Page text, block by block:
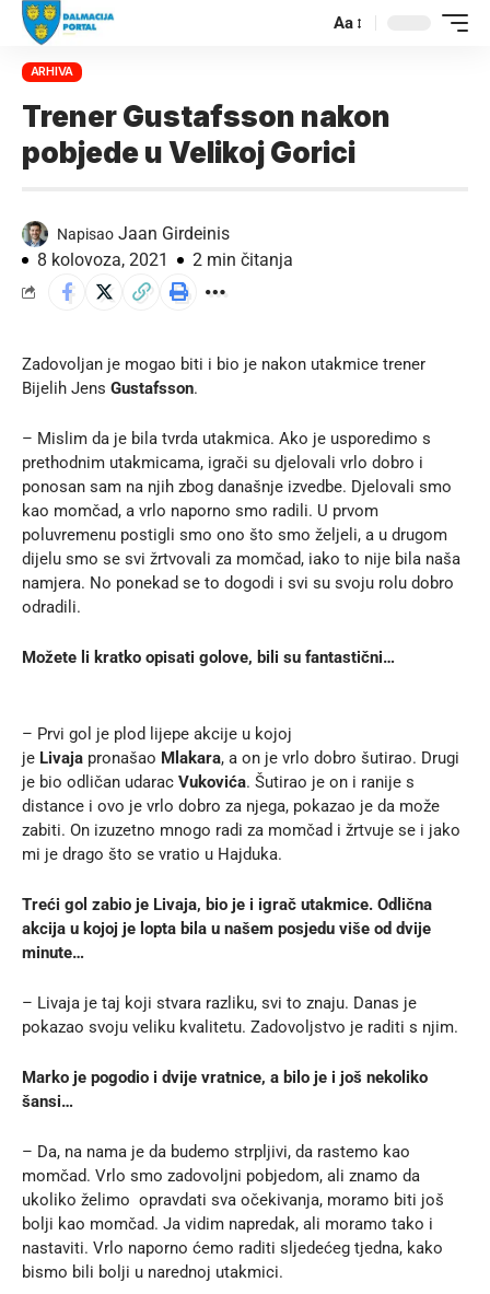
Aa
ARHIVA
Trener Gustafsson nakon
pobjede u Velikoj Gorici
Napisao Jaan Girdeinis
8 kolovoza, 2021
2 min čitanja
Zadovoljan je mogao biti i bio je nakon utakmice trener
Bijelih Jens Gustafsson.
– Mislim da je bila tvrda utakmica. Ako je usporedimo s
prethodnim utakmicama, igrači su djelovali vrlo dobro i
ponosan sam na njih zbog današnje izvedbe. Djelovali smo
kao momčad, a vrlo naporno smo radili. U prvom
poluvremenu postigli smo ono što smo željeli, a u drugom
dijelu smo se svi žrtvovali za momčad, iako to nije bila naša
namjera. No ponekad se to dogodi i svi su svoju rolu dobro
odradili.
Možete li kratko opisati golove, bili su fantastični…
– Prvi gol je plod lijepe akcije u kojoj
je Livaja pronašao Mlakara, a on je vrlo dobro šutirao. Drugi
je bio odličan udarac Vukovića. Šutirao je on i ranije s
distance i ovo je vrlo dobro za njega, pokazao je da može
zabiti. On izuzetno mnogo radi za momčad i žrtvuje se i jako
mi je drago što se vratio u Hajduka.
Treći gol zabio je Livaja, bio je i igrač utakmice. Odlična
akcija u kojoj je lopta bila u našem posjedu više od dvije
minute…
– Livaja je taj koji stvara razliku, svi to znaju. Danas je
pokazao svoju veliku kvalitetu. Zadovoljstvo je raditi s njim.
Marko je pogodio i dvije vratnice, a bilo je i još nekoliko
šansi…
– Da, na nama je da budemo strpljivi, da rastemo kao
momčad. Vrlo smo zadovoljni pobjedom, ali znamo da
ukoliko želimo opravdati sva očekivanja, moramo biti još
bolji kao momčad. Ja vidim napredak, ali moramo tako i
nastaviti. Vrlo naporno ćemo raditi sljedećeg tjedna, kako
bismo bili bolji u narednoj utakmici.